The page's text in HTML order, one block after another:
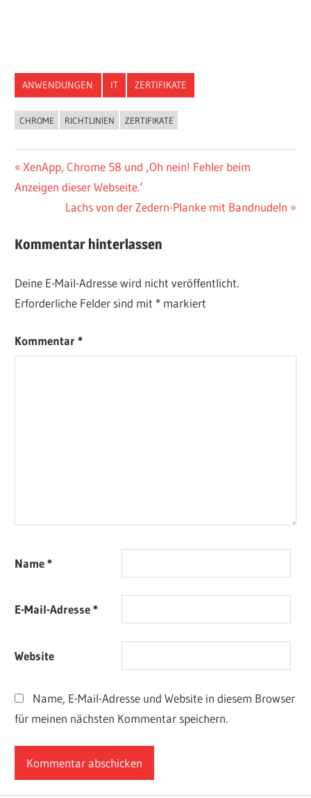
ANWENDUNGEN IT ZERTIFIKATE
CHROME RICHTLINIEN ZERTIFIKATE
Beitragsnavigation
Vorheriger
Beitrag:
XenApp, Chrome 58 und ‚Oh nein! Fehler beim
Anzeigen dieser Webseite.‘
Nächster
Lachs von der Zedern-Planke mit Bandnudeln
Kommentar hinterlassen
Deine E-Mail-Adresse wird nicht veröffentlicht.
Erforderliche Felder sind mit * markiert
Kommentar*
Name*
E-Mail-Adresse*
Website
Name, E-Mail-Adresse und Website in diesem Browser
für meinen nächsten Kommentar speichern.